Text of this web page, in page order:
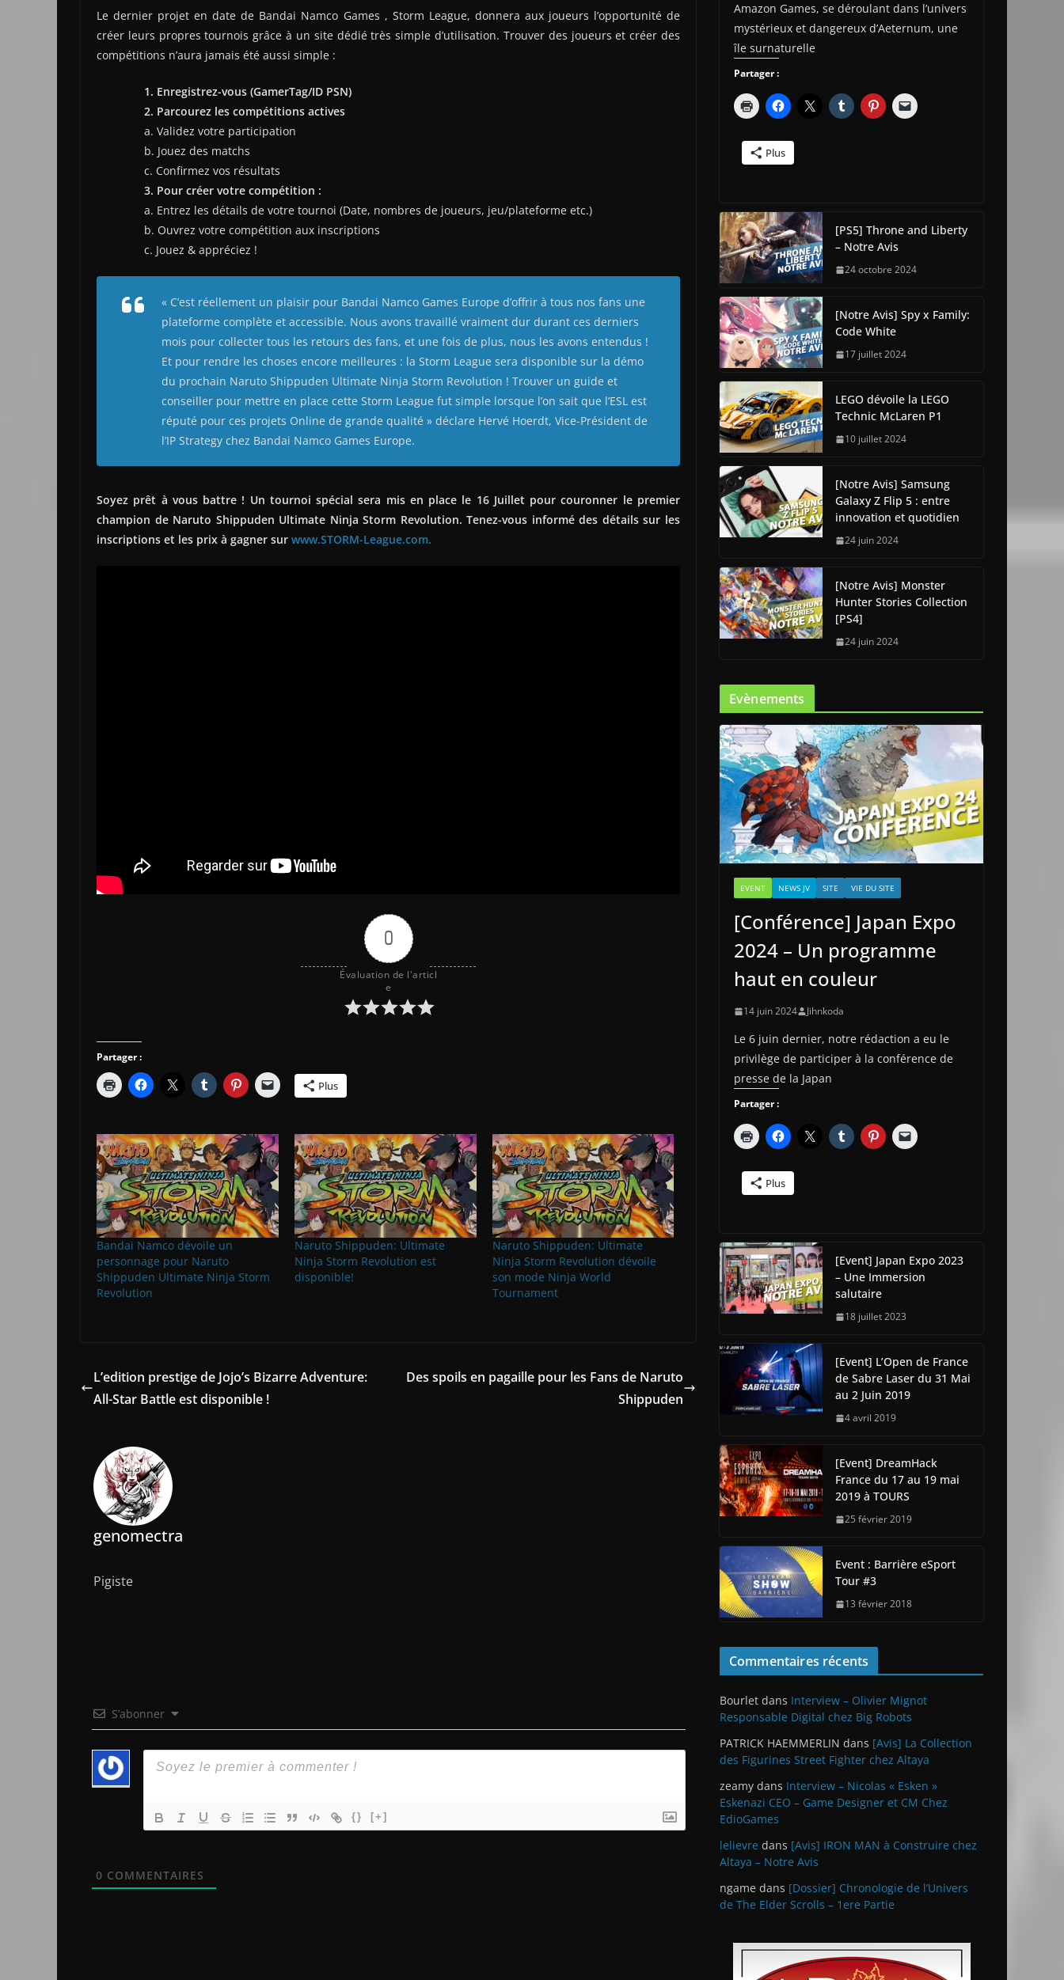
Le dernier projet en date de Bandai Namco Games , Storm League, donnera aux joueurs l’opportunité de
créer leurs propres tournois grâce à un site dédié très simple d’utilisation. Trouver des joueurs et créer des
compétitions n’aura jamais été aussi simple :
1. Enregistrez-vous (GamerTag/ID PSN)
2. Parcourez les compétitions actives
a. Validez votre participation
b. Jouez des matchs
c. Confirmez vos résultats
3. Pour créer votre compétition :
a. Entrez les détails de votre tournoi (Date, nombres de joueurs, jeu/plateforme etc.)
b. Ouvrez votre compétition aux inscriptions
c. Jouez & appréciez !
« C’est réellement un plaisir pour Bandai Namco Games Europe d’offrir à tous nos fans une
plateforme complète et accessible. Nous avons travaillé vraiment dur durant ces derniers
mois pour collecter tous les retours des fans, et une fois de plus, nous les avons entendus !
Et pour rendre les choses encore meilleures : la Storm League sera disponible sur la démo
du prochain Naruto Shippuden Ultimate Ninja Storm Revolution ! Trouver un guide et
conseiller pour mettre en place cette Storm League fut simple lorsque l’on sait que l’ESL est
réputé pour ces projets Online de grande qualité » déclare Hervé Hoerdt, Vice-Président de
l’IP Strategy chez Bandai Namco Games Europe.
Soyez prêt à vous battre ! Un tournoi spécial sera mis en place le 16 Juillet pour couronner le premier
champion de Naruto Shippuden Ultimate Ninja Storm Revolution. Tenez-vous informé des détails sur les
inscriptions et les prix à gagner sur www.STORM-League.com.
0
Évaluation de l'articl
e
Partager :
Plus
Bandai Namco dévoile un
personnage pour Naruto
Shippuden Ultimate Ninja Storm
Revolution
Naruto Shippuden: Ultimate
Ninja Storm Revolution est
disponible!
Naruto Shippuden: Ultimate
Ninja Storm Revolution dévoile
son mode Ninja World
Tournament
L’edition prestige de Jojo’s Bizarre Adventure:
All-Star Battle est disponible !
Des spoils en pagaille pour les Fans de Naruto
Shippuden
genomectra
Pigiste
S’abonner
{} [+]
0 COMMENTAIRES
Amazon Games, se déroulant dans l’univers
mystérieux et dangereux d’Aeternum, une
île surnaturelle
Partager :
Plus
[PS5] Throne and Liberty
– Notre Avis
24 octobre 2024
[Notre Avis] Spy x Family:
Code White
17 juillet 2024
LEGO dévoile la LEGO
Technic McLaren P1
10 juillet 2024
[Notre Avis] Samsung
Galaxy Z Flip 5 : entre
innovation et quotidien
24 juin 2024
[Notre Avis] Monster
Hunter Stories Collection
[PS4]
24 juin 2024
Evènements
EVENT NEWS JV SITE VIE DU SITE
[Conférence] Japan Expo
2024 – Un programme
haut en couleur
14 juin 2024 Jihnkoda
Le 6 juin dernier, notre rédaction a eu le
privilège de participer à la conférence de
presse de la Japan
Partager :
Plus
[Event] Japan Expo 2023
– Une Immersion
salutaire
18 juillet 2023
[Event] L’Open de France
de Sabre Laser du 31 Mai
au 2 Juin 2019
4 avril 2019
[Event] DreamHack
France du 17 au 19 mai
2019 à TOURS
25 février 2019
Event : Barrière eSport
Tour #3
13 février 2018
Commentaires récents
Bourlet dans Interview – Olivier Mignot
Responsable Digital chez Big Robots
PATRICK HAEMMERLIN dans [Avis] La Collection
des Figurines Street Fighter chez Altaya
zeamy dans Interview – Nicolas « Esken »
Eskenazi CEO – Game Designer et CM Chez
EdioGames
lelievre dans [Avis] IRON MAN à Construire chez
Altaya – Notre Avis
ngame dans [Dossier] Chronologie de l’Univers
de The Elder Scrolls – 1ere Partie